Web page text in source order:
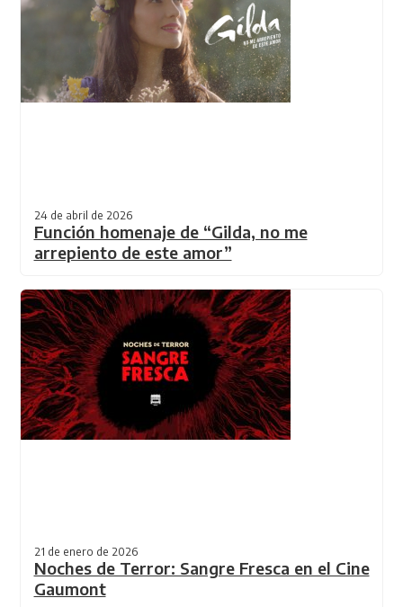
24 de abril de 2026
Función homenaje de “Gilda, no me
arrepiento de este amor”
21 de enero de 2026
Noches de Terror: Sangre Fresca en el Cine
Gaumont